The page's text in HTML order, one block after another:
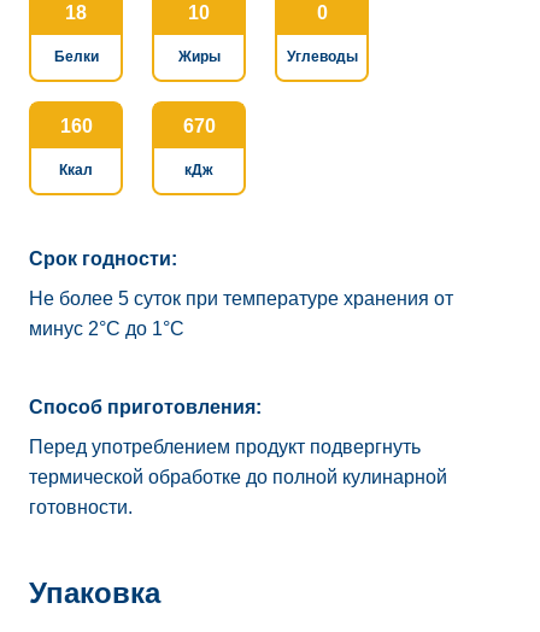
18
Белки
10
Жиры
0
Углеводы
160
Ккал
670
кДж
Срок годности:
Не более 5 суток при температуре хранения от
минус 2°C до 1°C
Способ приготовления:
Перед употреблением продукт подвергнуть
термической обработке до полной кулинарной
готовности.
Упаковка